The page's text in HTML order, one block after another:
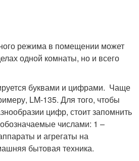
режима в помещении может
одной комнаты, но и всего
буквами и цифрами. Чаще
LM-135. Для того, чтобы
цифр, стоит запомнить
числами: 1 –
и агрегаты на
бытовая техника.